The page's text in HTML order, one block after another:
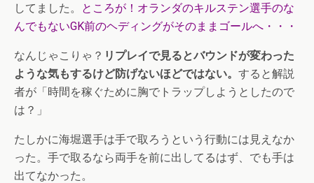
してました。
ところが！オランダのキルステン選手のな
んでもないGK前のヘディングがそのままゴールへ・・・
なんじゃこりゃ？ リプレイで見るとバウンドが変わった
ような気もするけど防げないほどではない。 すると解説
者が「時間を稼ぐために胸でトラップしようとしたので
は？」
たしかに海堀選手は手で取ろうという行動には見えなか
った。手で取るなら両手を前に出してるはず、でも手は
出てなかった。